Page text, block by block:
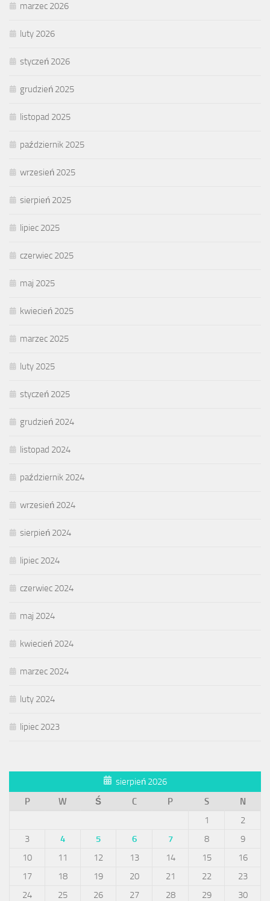
marzec 2026
luty 2026
styczeń 2026
grudzień 2025
listopad 2025
październik 2025
wrzesień 2025
sierpień 2025
lipiec 2025
czerwiec 2025
maj 2025
kwiecień 2025
marzec 2025
luty 2025
styczeń 2025
grudzień 2024
listopad 2024
październik 2024
wrzesień 2024
sierpień 2024
lipiec 2024
czerwiec 2024
maj 2024
kwiecień 2024
marzec 2024
luty 2024
lipiec 2023
sierpień 2026
P
W Ś C P S
N
1
2
3
4 5 6 7 8
9
10
11 12 13 14 15
16
17
18 19 20 21 22
23
24
25 26 27 28 29
30